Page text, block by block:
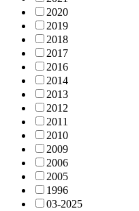
2020
2019
2018
2017
2016
2014
2013
2012
2011
2010
2009
2006
2005
1996
03-2025